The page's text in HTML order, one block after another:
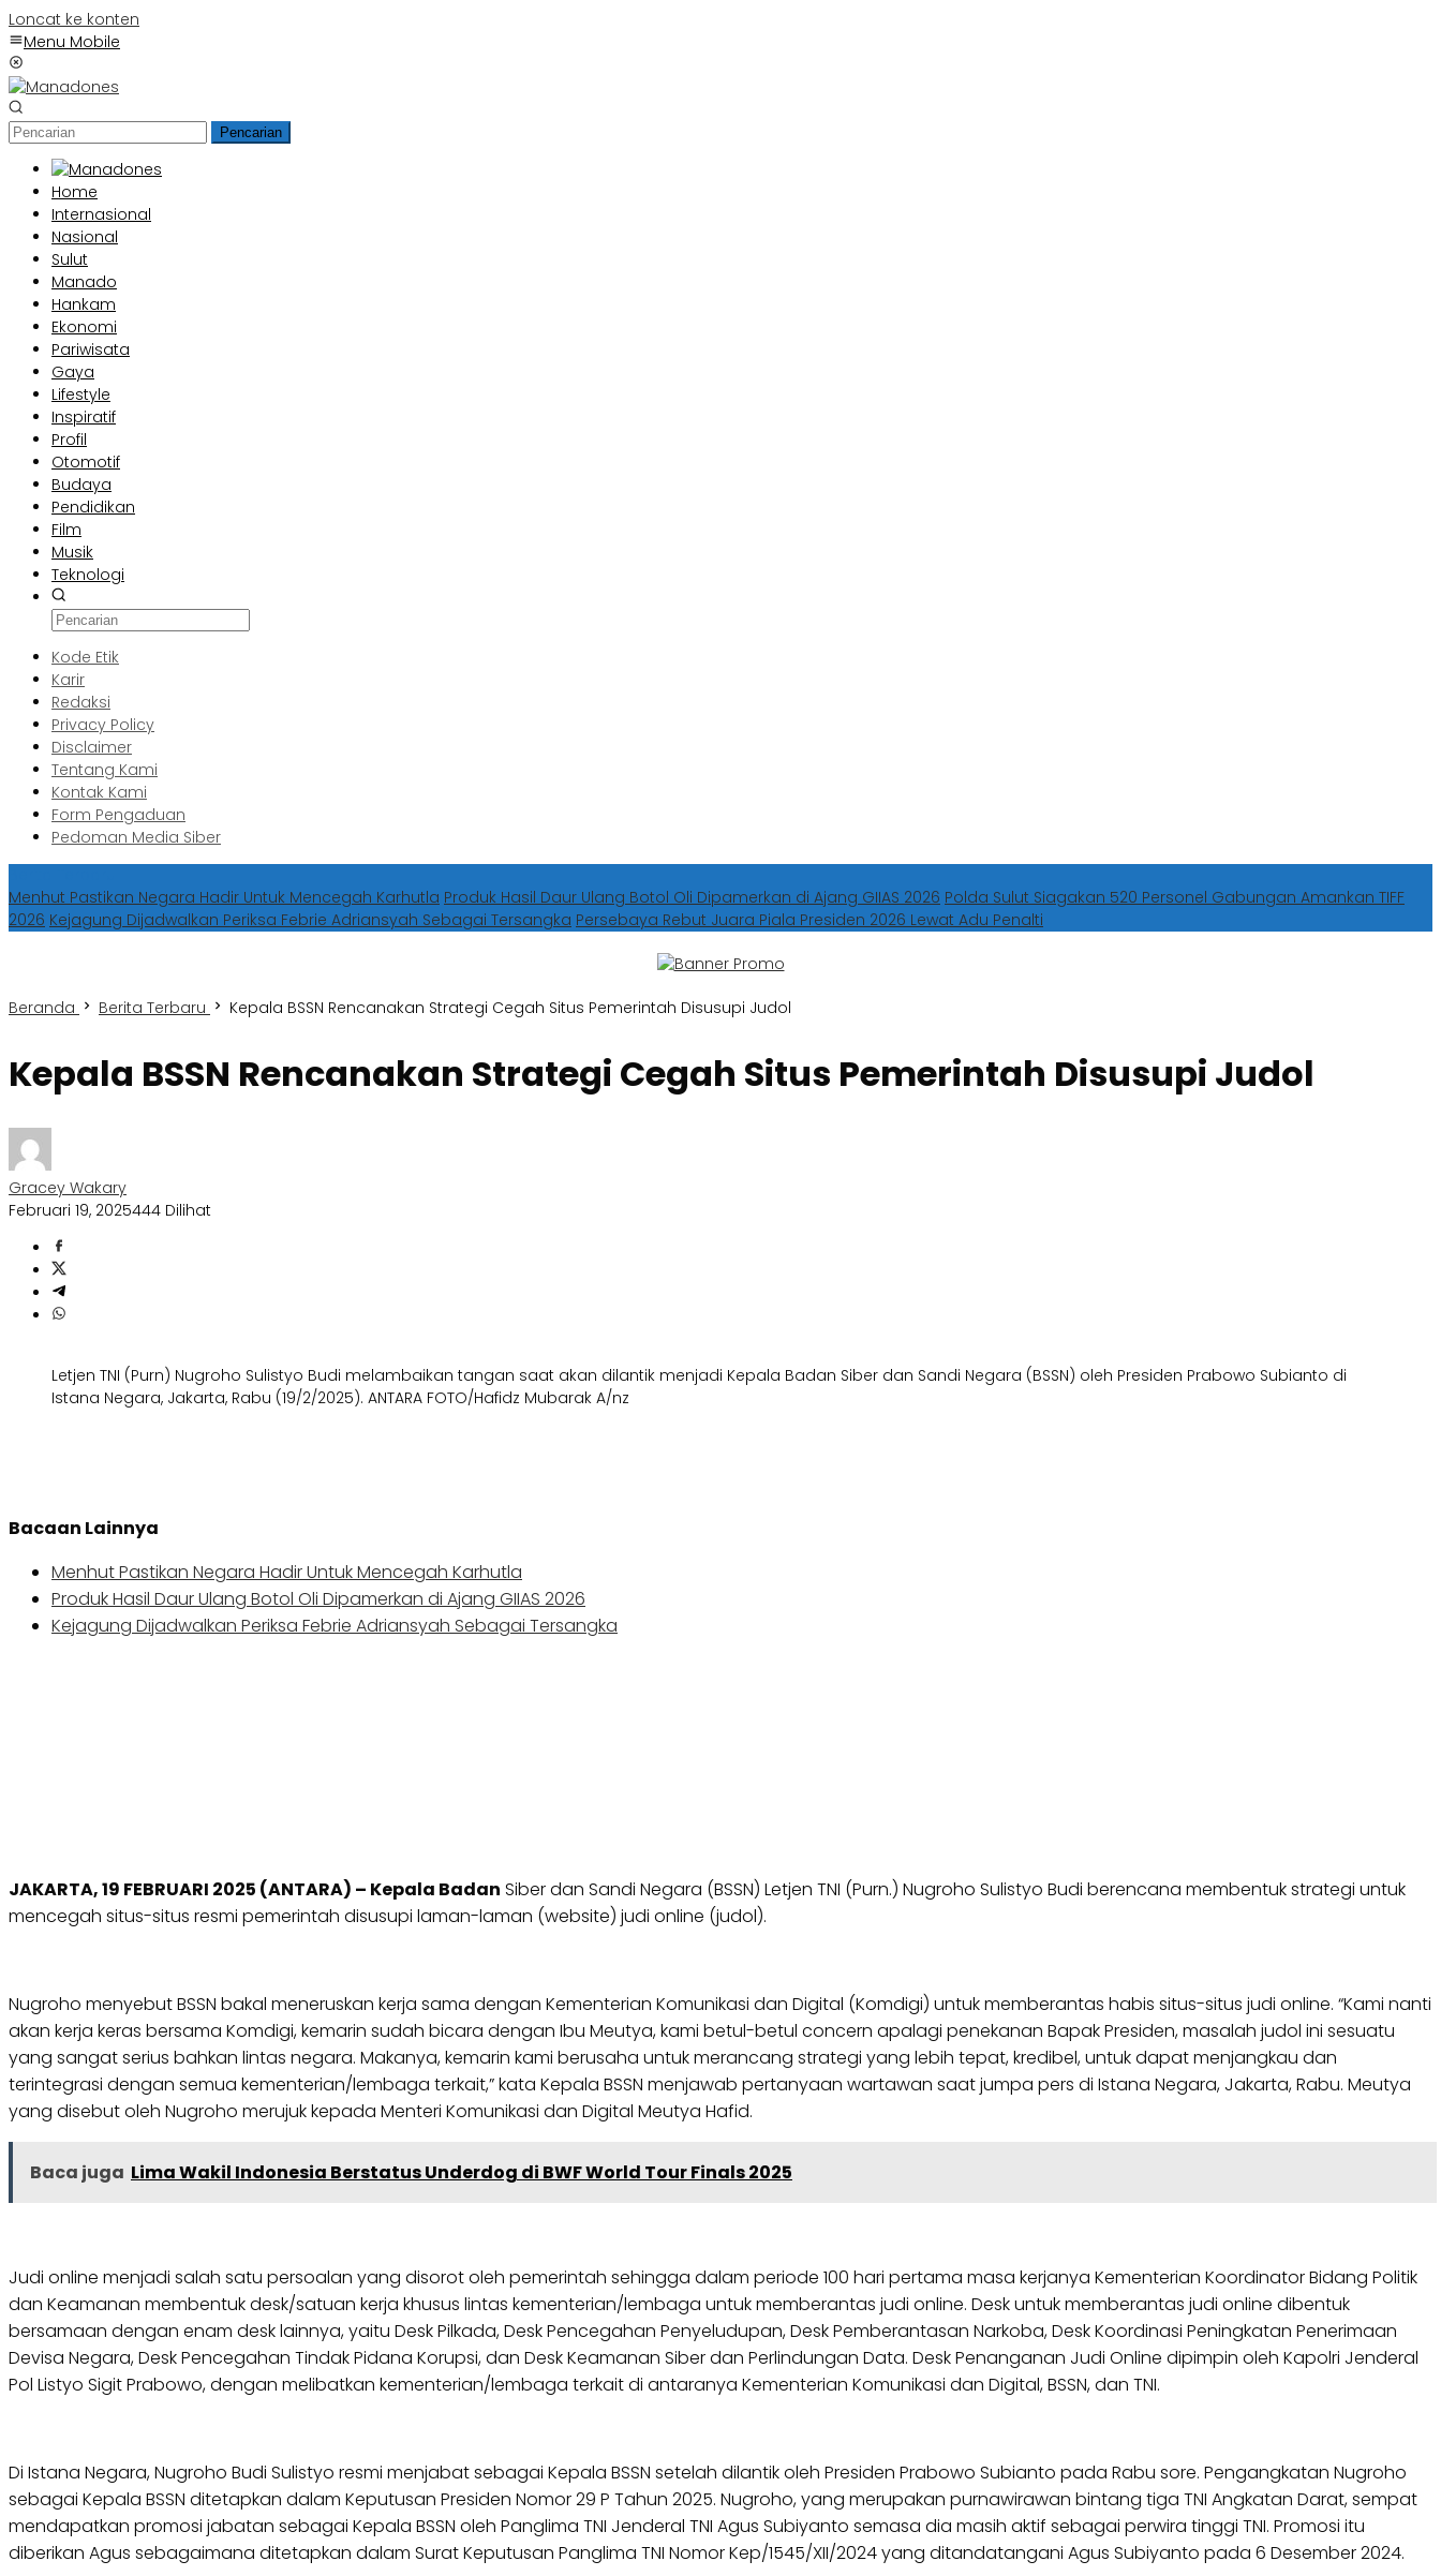
Loncat ke konten
Menu Mobile
Pencarian
Home
Internasional
Nasional
Sulut
Manado
Hankam
Ekonomi
Pariwisata
Gaya
Lifestyle
Inspiratif
Profil
Otomotif
Budaya
Pendidikan
Film
Musik
Teknologi
Kode Etik
Karir
Redaksi
Privacy Policy
Disclaimer
Tentang Kami
Kontak Kami
Form Pengaduan
Pedoman Media Siber
Menhut Pastikan Negara Hadir Untuk Mencegah Karhutla Produk Hasil Daur Ulang Botol Oli Dipamerkan di Ajang GIIAS 2026 Polda Sulut Siagakan 520 Personel Gabungan Amankan TIFF
2026 Kejagung Dijadwalkan Periksa Febrie Adriansyah Sebagai Tersangka Persebaya Rebut Juara Piala Presiden 2026 Lewat Adu Penalti
Beranda Berita Terbaru Kepala BSSN Rencanakan Strategi Cegah Situs Pemerintah Disusupi Judol
Kepala BSSN Rencanakan Strategi Cegah Situs Pemerintah Disusupi Judol
Gracey Wakary
Februari 19, 2025444 Dilihat
Letjen TNI (Purn) Nugroho Sulistyo Budi melambaikan tangan saat akan dilantik menjadi Kepala Badan Siber dan Sandi Negara (BSSN) oleh Presiden Prabowo Subianto di
Istana Negara, Jakarta, Rabu (19/2/2025). ANTARA FOTO/Hafidz Mubarak A/nz
Bacaan Lainnya
Menhut Pastikan Negara Hadir Untuk Mencegah Karhutla
Produk Hasil Daur Ulang Botol Oli Dipamerkan di Ajang GIIAS 2026
Kejagung Dijadwalkan Periksa Febrie Adriansyah Sebagai Tersangka
JAKARTA, 19 FEBRUARI 2025 (ANTARA) – Kepala Badan Siber dan Sandi Negara (BSSN) Letjen TNI (Purn.) Nugroho Sulistyo Budi berencana membentuk strategi untuk
mencegah situs-situs resmi pemerintah disusupi laman-laman (website) judi online (judol).
Nugroho menyebut BSSN bakal meneruskan kerja sama dengan Kementerian Komunikasi dan Digital (Komdigi) untuk memberantas habis situs-situs judi online. “Kami nanti
akan kerja keras bersama Komdigi, kemarin sudah bicara dengan Ibu Meutya, kami betul-betul concern apalagi penekanan Bapak Presiden, masalah judol ini sesuatu
yang sangat serius bahkan lintas negara. Makanya, kemarin kami berusaha untuk merancang strategi yang lebih tepat, kredibel, untuk dapat menjangkau dan
terintegrasi dengan semua kementerian/lembaga terkait,” kata Kepala BSSN menjawab pertanyaan wartawan saat jumpa pers di Istana Negara, Jakarta, Rabu. Meutya
yang disebut oleh Nugroho merujuk kepada Menteri Komunikasi dan Digital Meutya Hafid.
Baca juga Lima Wakil Indonesia Berstatus Underdog di BWF World Tour Finals 2025
Judi online menjadi salah satu persoalan yang disorot oleh pemerintah sehingga dalam periode 100 hari pertama masa kerjanya Kementerian Koordinator Bidang Politik
dan Keamanan membentuk desk/satuan kerja khusus lintas kementerian/lembaga untuk memberantas judi online. Desk untuk memberantas judi online dibentuk
bersamaan dengan enam desk lainnya, yaitu Desk Pilkada, Desk Pencegahan Penyeludupan, Desk Pemberantasan Narkoba, Desk Koordinasi Peningkatan Penerimaan
Devisa Negara, Desk Pencegahan Tindak Pidana Korupsi, dan Desk Keamanan Siber dan Perlindungan Data. Desk Penanganan Judi Online dipimpin oleh Kapolri Jenderal
Pol Listyo Sigit Prabowo, dengan melibatkan kementerian/lembaga terkait di antaranya Kementerian Komunikasi dan Digital, BSSN, dan TNI.
Di Istana Negara, Nugroho Budi Sulistyo resmi menjabat sebagai Kepala BSSN setelah dilantik oleh Presiden Prabowo Subianto pada Rabu sore. Pengangkatan Nugroho
sebagai Kepala BSSN ditetapkan dalam Keputusan Presiden Nomor 29 P Tahun 2025. Nugroho, yang merupakan purnawirawan bintang tiga TNI Angkatan Darat, sempat
mendapatkan promosi jabatan sebagai Kepala BSSN oleh Panglima TNI Jenderal TNI Agus Subiyanto semasa dia masih aktif sebagai perwira tinggi TNI. Promosi itu
diberikan Agus sebagaimana ditetapkan dalam Surat Keputusan Panglima TNI Nomor Kep/1545/XII/2024 yang ditandatangani Agus Subiyanto pada 6 Desember 2024.